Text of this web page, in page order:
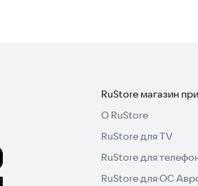
RuStore магазин
О RuStore
RuStore для TV
RuStore для
RuStore для ОС